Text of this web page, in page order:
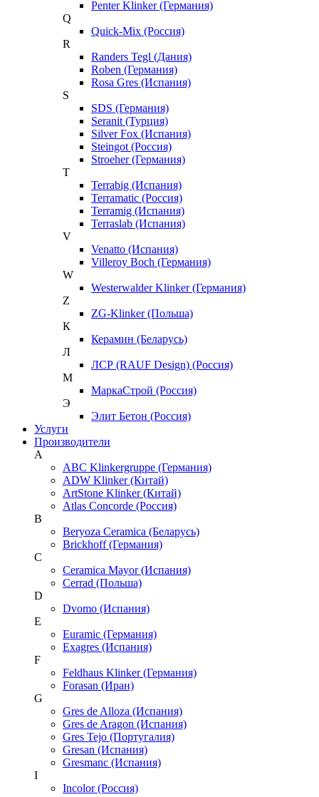
Penter Klinker (Германия)
Q
Quick-Mix (Россия)
R
Randers Tegl (Дания)
Roben (Германия)
Rosa Gres (Испания)
S
SDS (Германия)
Seranit (Турция)
Silver Fox (Испания)
Steingot (Россия)
Stroeher (Германия)
T
Terrabig (Испания)
Terramatic (Россия)
Terramig (Испания)
Terraslab (Испания)
V
Venatto (Испания)
Villeroy Boch (Германия)
W
Westerwalder Klinker (Германия)
Z
ZG-Klinker (Польша)
К
Керамин (Беларусь)
Л
ЛСР (RAUF Design) (Россия)
М
МаркаСтрой (Россия)
Э
Элит Бетон (Россия)
Услуги
Производители
A
ABC Klinkergruppe (Германия)
ADW Klinker (Китай)
ArtStone Klinker (Китай)
Atlas Concorde (Россия)
B
Beryoza Ceramica (Беларусь)
Brickhoff (Германия)
C
Ceramica Mayor (Испания)
Cerrad (Польша)
D
Dvomo (Испания)
E
Euramic (Германия)
Exagres (Испания)
F
Feldhaus Klinker (Германия)
Forasan (Иран)
G
Gres de Alloza (Испания)
Gres de Aragon (Испания)
Gres Tejo (Португалия)
Gresan (Испания)
Gresmanc (Испания)
I
Incolor (Россия)